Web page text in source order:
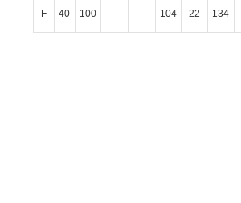
F 40 100 - - 104 22 134